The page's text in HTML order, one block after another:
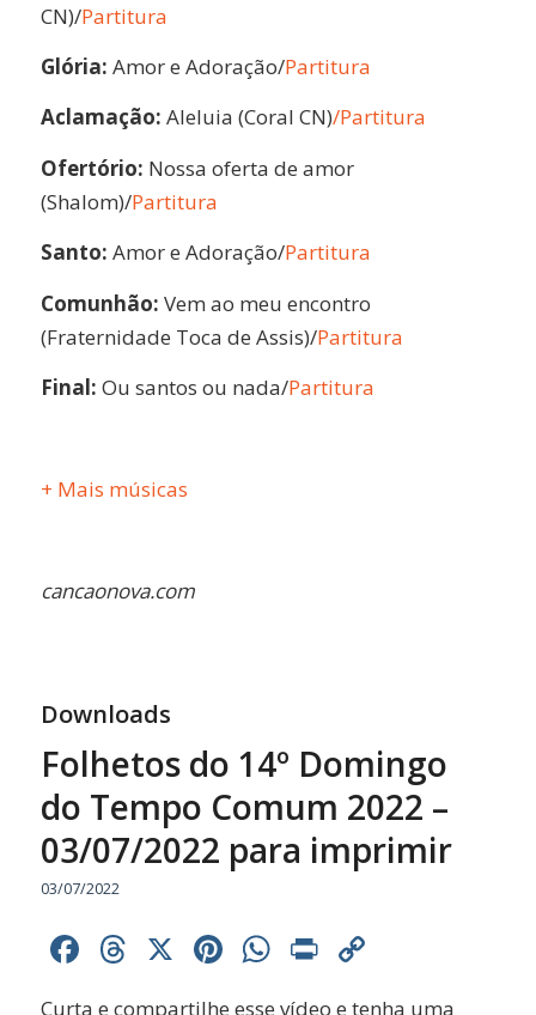
CN)/Partitura
Glória: Amor e Adoração/Partitura
Aclamação: Aleluia (Coral CN)/Partitura
Ofertório: Nossa oferta de amor
(Shalom)/Partitura
Santo: Amor e Adoração/Partitura
Comunhão: Vem ao meu encontro
(Fraternidade Toca de Assis)/Partitura
Final: Ou santos ou nada/Partitura
+ Mais músicas
cancaonova.com
Downloads
Folhetos do 14º Domingo
do Tempo Comum 2022 –
03/07/2022 para imprimir
03/07/2022
Facebook
Threads
X Pinterest
WhatsApp
Print
Curta e compartilhe esse vídeo e tenha uma